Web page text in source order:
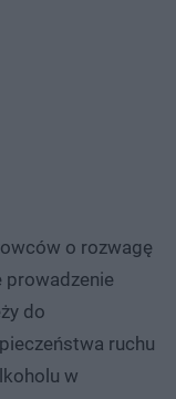
o rozwagę
prowadzenie
do
ruchu
w